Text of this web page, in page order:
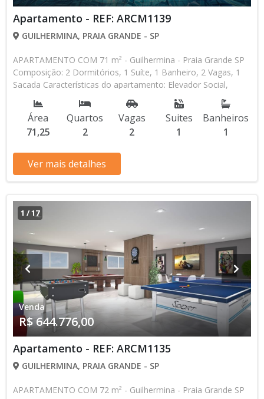
Apartamento - REF: ARCM1139
GUILHERMINA, PRAIA GRANDE - SP
APARTAMENTO COM 71 m² - Guilhermina - Praia Grande SP
Composição: 2 Dormitórios, 1 Suíte, 1 Banheiro, 2 Vagas, 1
Sacada Características do apartamento: Elevador Social,
Elevador de Serviço, Acessibilidade, Água Individual, Piscina,
Salão de Jogos, Salão de Festas, Espaço Gourmet, Academia,
Churrasqueira Aceita Financiamento Direto com a
Construtora Lançamento, Em Obras Entrada de R$
637.956,00 valor Total * Os valores e disponibilidade podem
ser alterados sem prévio aviso. Favor verificar entrando em
Área
71,25
Quartos
2
Vagas
2
Suites
1
Banheiros
1
Ver mais detalhes
1 /17
Venda
R$ 644.776,00
Apartamento - REF: ARCM1135
GUILHERMINA, PRAIA GRANDE - SP
APARTAMENTO COM 72 m² - Guilhermina - Praia Grande SP